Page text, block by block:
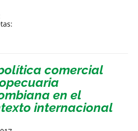
comercial
en el
internacional